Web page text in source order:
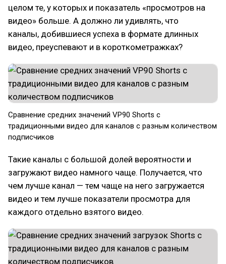
целом те, у которых и показатель «просмотров на
видео» больше. А должно ли удивлять, что
каналы, добившиеся успеха в формате длинных
видео, преуспевают и в короткометражках?
Сравнение средних значений VP90 Shorts с
традиционными видео для каналов с разным количеством
подписчиков
Такие каналы с большой долей вероятности и
загружают видео намного чаще. Получается, что
чем лучше канал — тем чаще на него загружается
видео и тем лучше показатели просмотра для
каждого отдельно взятого видео.